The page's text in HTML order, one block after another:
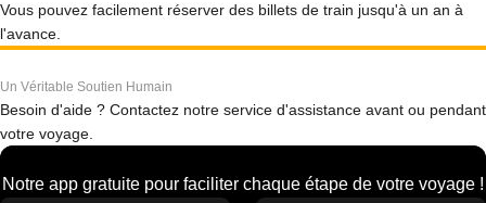
Vous pouvez facilement réserver des billets de train jusqu'à un an à
l'avance.
Un Véritable Soutien Humain
Besoin d'aide ? Contactez notre service d'assistance avant ou pendant
votre voyage.
Notre app gratuite pour faciliter chaque étape de votre voyage !